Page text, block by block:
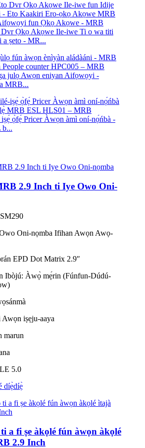
Ọkọ Akọwe Ile-iwe Ti o wa titi
a ṣeto - MR...
julọ Awọn eniyan Aifọwọyi -
MRB...
ọ̀fẹ́ Pricer Àwọn àmì oní-nọ́ńbà -
b...
2.9 Inch ti Iye Owo Oni-
Oni-nọmba Ifihan Awọn Awọ-
EPD Dot Matrix 2.9″
Ibòjú: Àwọ̀ mẹ́rin (Fúnfun-Dúdú-
iṣẹju-aaya
marun
5.0
díẹ̀díẹ̀
a fi ṣe àkọlé fún àwọn àkọlé
2.9 Inch